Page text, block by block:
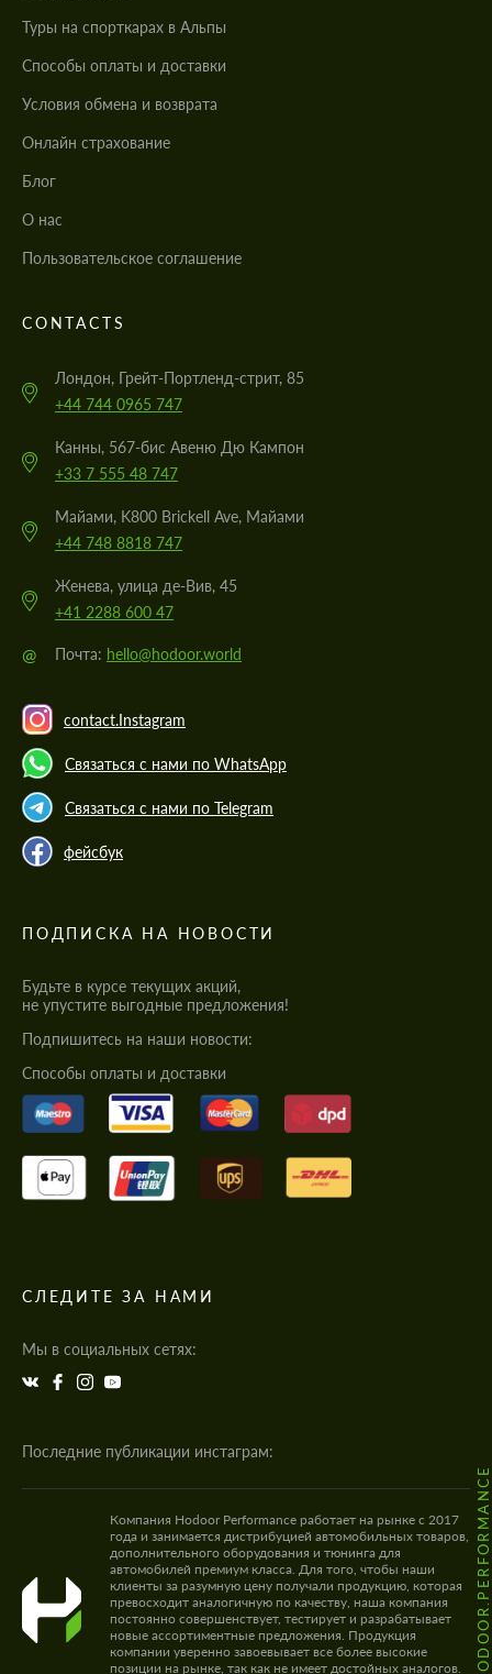
Туры на спорткарах в Альпы
Cпособы оплаты и доставки
Условия обмена и возврата
Онлайн страхование
Блог
О нас
Пользовательское соглашение
CONTACTS
Лондон, Грейт-Портленд-стрит, 85
+44 744 0965 747
Канны, 567-бис Авеню Дю Кампон
+33 7 555 48 747
Майами, K800 Brickell Ave, Майами
+44 748 8818 747
Женева, улица де-Вив, 45
+41 2288 600 47
@ Почта: hello@hodoor.world
contact.Instagram
Связаться с нами по WhatsApp
Связаться с нами по Telegram
фейсбук
ПОДПИСКА НА НОВОСТИ
Будьте в курсе текущих акций,
не упустите выгодные предложения!
Подпишитесь на наши новости:
Cпособы оплаты и доставки
СЛЕДИТЕ ЗА НАМИ
Мы в социальных сетях:
Последние публикации инстаграм:
@HODOOR.PERFORMANCE
Компания Hodoor Performance работает на рынке с 2017
года и занимается дистрибуцией автомобильных товаров,
дополнительного оборудования и тюнинга для
автомобилей премиум класса. Для того, чтобы наши
клиенты за разумную цену получали продукцию, которая
превосходит аналогичную по качеству, наша компания
постоянно совершенствует, тестирует и разрабатывает
новые ассортиментные предложения. Продукция
компании уверенно завоевывает все более высокие
позиции на рынке, так как не имеет достойных аналогов.